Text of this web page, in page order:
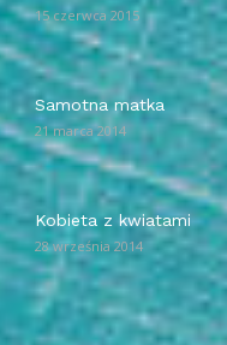
15 czerwca 2015
Samotna matka
21 marca 2014
Kobieta z kwiatami
28 września 2014